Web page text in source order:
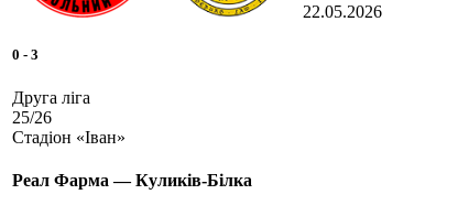
22.05.2026
0 - 3
Друга ліга
25/26
Стадіон «Іван»
Реал Фарма — Куликів-Білка